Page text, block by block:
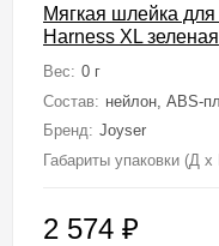
Мягкая шлейка
Harness XL зеленая
Вес: 0 г
Состав: нейлон, ABS-
Бренд: Joyser
Габариты упаковки (Д
2 574 ₽